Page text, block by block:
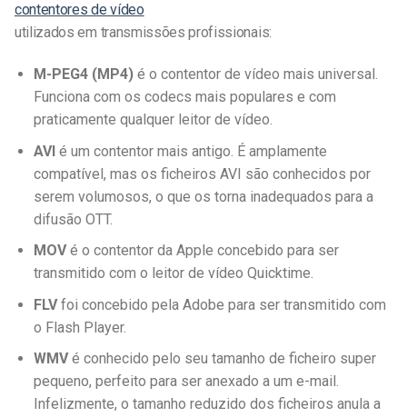
contentores de vídeo
utilizados em transmissões profissionais:
M-PEG4 (MP4) é o contentor de vídeo mais universal.
Funciona com os codecs mais populares e com
praticamente qualquer leitor de vídeo.
AVIé um contentor mais antigo. É amplamente
compatível, mas os ficheiros AVI são conhecidos por
serem volumosos, o que os torna inadequados para a
difusão OTT.
MOVé o contentor da Apple concebido para ser
transmitido com o leitor de vídeo Quicktime.
FLVfoi concebido pela Adobe para ser transmitido com
o Flash Player.
WMVé conhecido pelo seu tamanho de ficheiro super
pequeno, perfeito para ser anexado a um e-mail.
Infelizmente, o tamanho reduzido dos ficheiros anula a